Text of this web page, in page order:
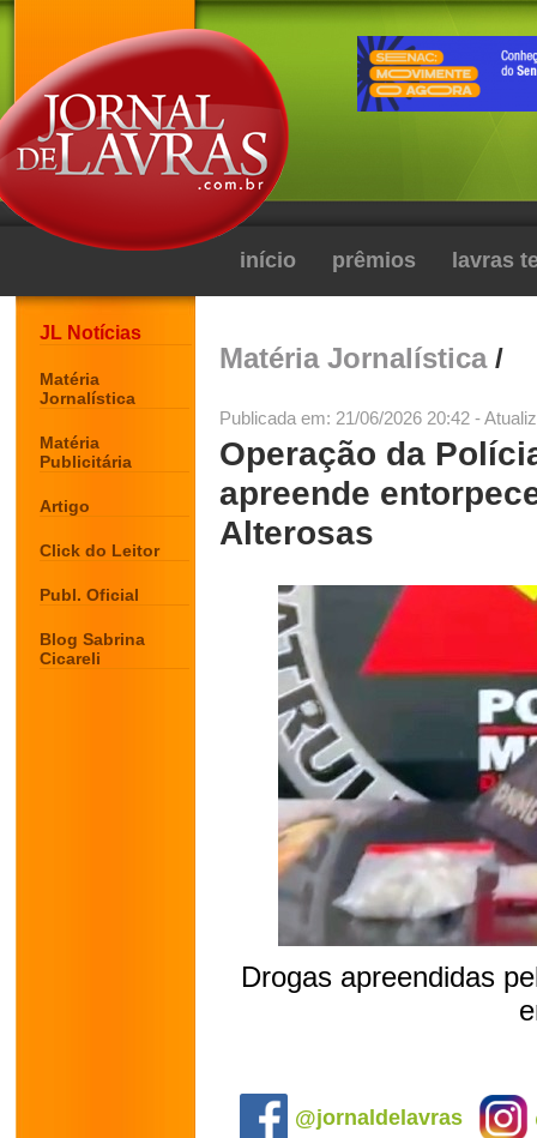
início prêmios lavras
JL Notícias
Matéria
Jornalística
Matéria
Publicitária
Artigo
Click do Leitor
Publ. Oficial
Blog Sabrina
Cicareli
Matéria Jornalística/
Publicada em: 21/06/2026 20:42 -
Operação da
apreende
Alterosas
Drogas apreendidas
@jornaldelavras